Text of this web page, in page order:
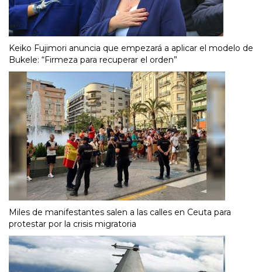
Keiko Fujimori anuncia que empezará a aplicar el modelo de
Bukele: “Firmeza para recuperar el orden”
Miles de manifestantes salen a las calles en Ceuta para
protestar por la crisis migratoria